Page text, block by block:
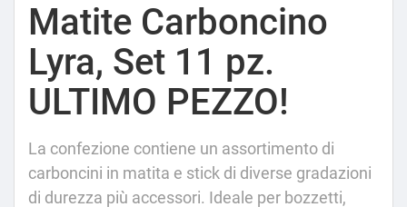
Matite Carboncino
Lyra, Set 11 pz.
ULTIMO PEZZO!
La confezione contiene un assortimento di
carboncini in matita e stick di diverse gradazioni
di durezza più accessori. Ideale per bozzetti,